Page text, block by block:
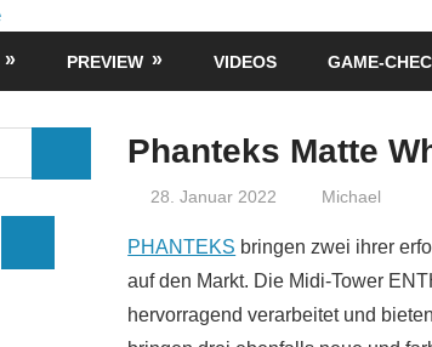
MYC
Media
–
hardware
PREVIEW VIDEOS GAME-
Phanteks Matte
28. Januar 2022 Michael
PHANTEKS bringen zwei ihrer
auf den Markt. Die Midi-Tower
hervorragend verarbeitet und